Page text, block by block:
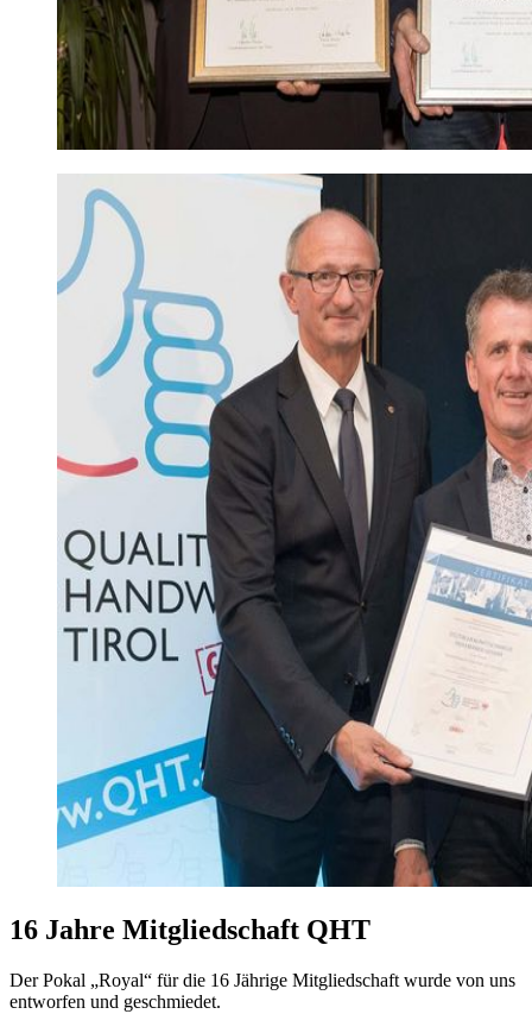
16 Jahre Mitgliedschaft QHT
Der Pokal „Royal“ für die 16 Jährige Mitgliedschaft wurde von uns
entworfen und geschmiedet.